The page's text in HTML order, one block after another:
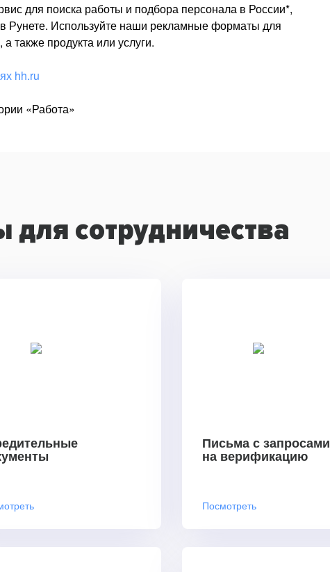
для поиска работы и подбора персонала в России*,
Рунете. Используйте наши рекламные форматы для
также продукта или услуги.
hh.ru
«Работа»
для сотрудничества
Письма с запросами
на верификацию
Посмотреть